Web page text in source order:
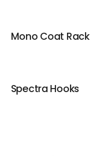
Mono Coat Rack
Spectra Hooks